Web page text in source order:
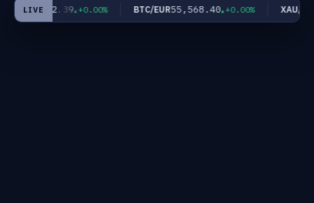
LIVE
JPY182.39 +0.00% BTC/EUR55,568.40 +0.00% XAU/EUR